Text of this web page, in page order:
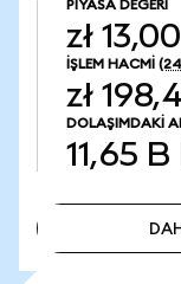
PIYASA DEĞERI
zł
İŞLEM HACMI
zł
DOLAŞIMDAKI
11,65 B